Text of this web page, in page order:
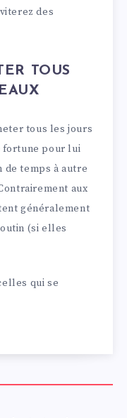
des
TOUS
tous les jours
fortune pour lui
temps à autre
aux
généralement
(si elles
qui se